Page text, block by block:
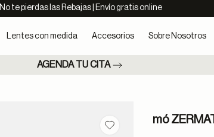
No te pierdas las Rebajas | Envío gratis online
Lentes con medida Accesorios Sobre Nosotros
AGENDA TU CITA
Guardar en favoritos
mó